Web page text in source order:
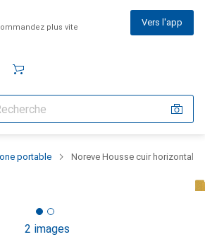
plus vite Vers l'app
portable Noreve Housse cuir horizontal
2 images